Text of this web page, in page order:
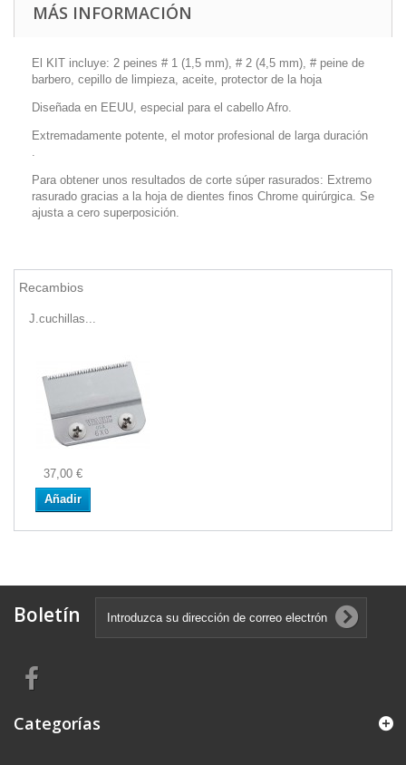
MÁS INFORMACIÓN
El KIT incluye: 2 peines # 1 (1,5 mm), # 2 (4,5 mm), # peine de
barbero, cepillo de limpieza, aceite, protector de la hoja
Diseñada en EEUU, especial para el cabello Afro.
Extremadamente potente, el motor profesional de larga duración
.
Para obtener unos resultados de corte súper rasurados: Extremo
rasurado gracias a la hoja de dientes finos Chrome quirúrgica. Se
ajusta a cero superposición.
Recambios
J.cuchillas...
37,00 €
Añadir
Boletín
Categorías